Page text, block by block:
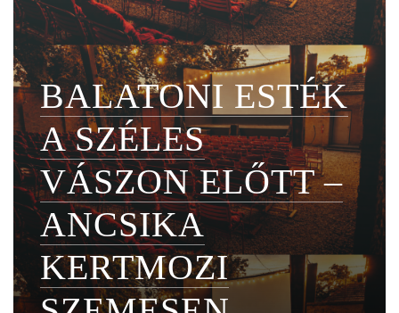
BALATONI ESTÉK
A SZÉLES
VÁSZON ELŐTT –
ANCSIKA
KERTMOZI